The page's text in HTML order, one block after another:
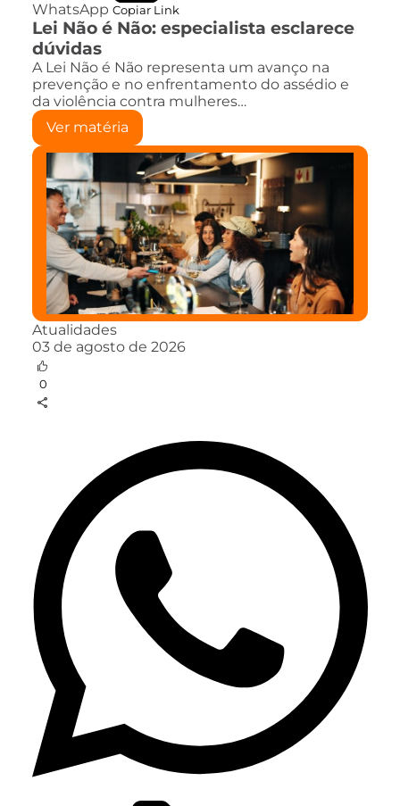
WhatsApp Copiar Link
Lei Não é Não: especialista esclarece
dúvidas
A Lei Não é Não representa um avanço na
prevenção e no enfrentamento do assédio e
da violência contra mulheres…
Ver matéria
Atualidades
03 de agosto de 2026
0